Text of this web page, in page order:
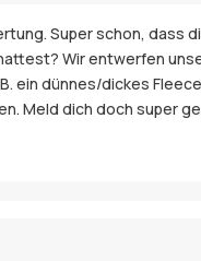
Super schon,
Wir entwerfen
ein dünnes/dickes
dich doch super